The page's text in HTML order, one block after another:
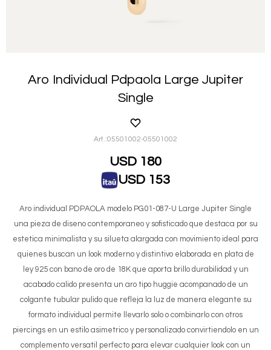
Aro Individual Pdpaola Large Jupiter
Single
05501002-05501002
USD 180
USD 153
Aro individual PDPAOLA modelo PG01-087-U Large Jupiter Single
una pieza de diseno contemporaneo y sofisticado que destaca por su
estetica minimalista y su silueta alargada con movimiento ideal para
quienes buscan un look moderno y distintivo elaborada en plata de
ley 925 con bano de oro de 18K que aporta brillo durabilidad y un
acabado calido presenta un aro tipo huggie acompanado de un
colgante tubular pulido que refleja la luz de manera elegante su
formato individual permite llevarlo solo o combinarlo con otros
piercings en un estilo asimetrico y personalizado convirtiendolo en un
complemento versatil perfecto para elevar cualquier look con un